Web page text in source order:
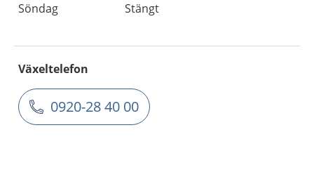
Söndag
Stängt
Växeltelefon
0920-28 40 00